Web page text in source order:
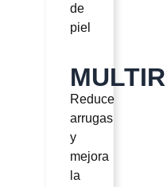
de
piel
Reduce
arrugas
y
mejora
la